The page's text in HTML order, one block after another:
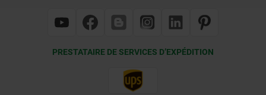
PRESTATAIRE DE SERVICES D’EXPÉDITION